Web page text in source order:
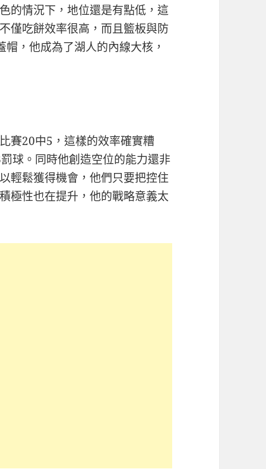
的情況下，地位還是有點低，這
僅吃餅效率很高，而且籃板與防
，他成為了湖人的內線大核，
賽20中5，這樣的效率確實糟
球。同時他創造空位的能力還非
輕鬆獲得機會，他們只要把控住
極性也在提升，他的戰略意義太